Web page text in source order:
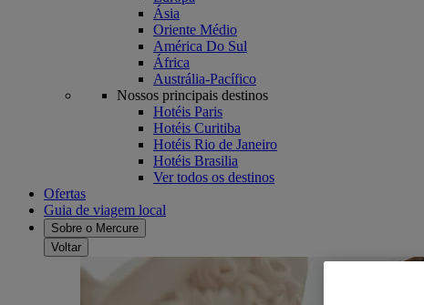
Ásia
Oriente Médio
América Do Sul
África
Austrália-Pacífico
Nossos principais destinos
Hotéis Paris
Hotéis Curitiba
Hotéis Rio de Janeiro
Hotéis Brasilia
Ver todos os destinos
Ofertas
Guia de viagem local
Sobre o Mercure
Voltar